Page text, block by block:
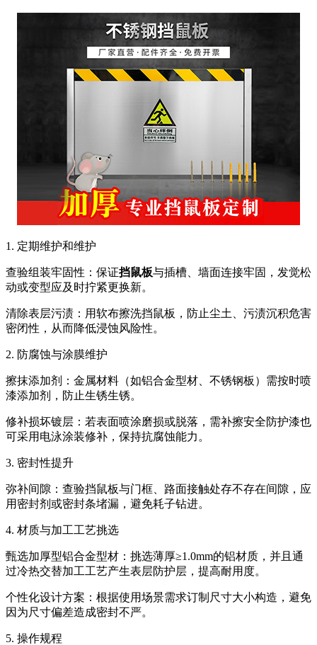
1. 定期维护和维护
查验组装牢固性：保证挡鼠板与插槽、墙面连接牢固，发觉松
动或变型应及时拧紧更换新。
清除表层污渍：用软布擦洗挡鼠板，防止尘土、污渍沉积危害
密闭性，从而降低浸蚀风险性。
2. 防腐蚀与涂膜维护
擦抹添加剂：金属材料（如铝合金型材、不锈钢板）需按时喷
漆添加剂，防止生锈生锈。
修补损坏镀层：若表面喷涂磨损或脱落，需补擦安全防护漆也
可采用电泳涂装修补，保持抗腐蚀能力。
3. 密封性提升
弥补间隙：查验挡鼠板与门框、路面接触处存不存在间隙，应
用密封剂或密封条堵漏，避免耗子钻进。
4. 材质与加工工艺挑选
甄选加厚型铝合金型材：挑选薄厚≥1.0mm的铝材质，并且通
过冷热交替加工工艺产生表层防护层，提高耐用度。
个性化设计方案：根据使用场景需求订制尺寸大小构造，避免
因为尺寸偏差造成密封不严。
5. 操作规程